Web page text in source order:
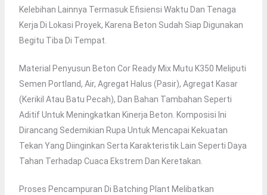
Kelebihan Lainnya Termasuk Efisiensi Waktu Dan Tenaga
Kerja Di Lokasi Proyek, Karena Beton Sudah Siap Digunakan
Begitu Tiba Di Tempat.
Material Penyusun Beton Cor Ready Mix Mutu K350 Meliputi
Semen Portland, Air, Agregat Halus (pasir), Agregat Kasar
(kerikil Atau Batu Pecah), Dan Bahan Tambahan Seperti
Aditif Untuk Meningkatkan Kinerja Beton. Komposisi Ini
Dirancang Sedemikian Rupa Untuk Mencapai Kekuatan
Tekan Yang Diinginkan Serta Karakteristik Lain Seperti Daya
Tahan Terhadap Cuaca Ekstrem Dan Keretakan.
Proses Pencampuran Di Batching Plant Melibatkan